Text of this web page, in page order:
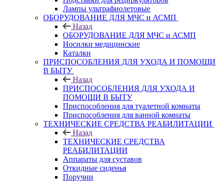
Лампы ультрафиолетовые
ОБОРУДОВАНИЕ ДЛЯ МЧС и АСМП
Назад
ОБОРУДОВАНИЕ ДЛЯ МЧС и АСМП
Носилки медицинские
Каталки
ПРИСПОСОБЛЕНИЯ ДЛЯ УХОДА И ПОМОЩИ
В БЫТУ
Назад
ПРИСПОСОБЛЕНИЯ ДЛЯ УХОДА И
ПОМОЩИ В БЫТУ
Приспособления для туалетной комнаты
Приспособления для ванной комнаты
ТЕХНИЧЕСКИЕ СРЕДСТВА РЕАБИЛИТАЦИИ
Назад
ТЕХНИЧЕСКИЕ СРЕДСТВА
РЕАБИЛИТАЦИИ
Аппараты для суставов
Откидные сиденья
Поручни